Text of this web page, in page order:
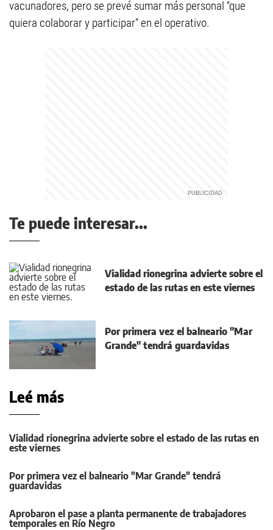
vacunadores, pero se prevé sumar más personal “que
quiera colaborar y participar” en el operativo.
Te puede interesar...
Vialidad rionegrina advierte sobre el
estado de las rutas en este viernes
Por primera vez el balneario "Mar
Grande" tendrá guardavidas
Leé más
Vialidad rionegrina advierte sobre el estado de las rutas en
este viernes
Por primera vez el balneario "Mar Grande" tendrá
guardavidas
Aprobaron el pase a planta permanente de trabajadores
temporales en Río Negro